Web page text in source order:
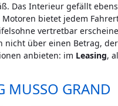
Das Interieur gefällt
bietet jedem
vertretbar
nicht über einen Betrag,
anbieten: im Leasing,
MUSSO GRAND